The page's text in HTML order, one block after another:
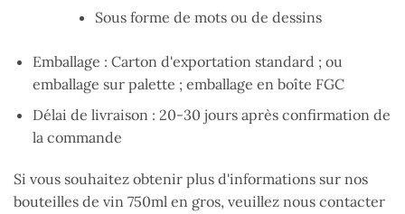
Sous forme de mots ou de dessins
Emballage : Carton d'exportation standard ; ou
emballage sur palette ; emballage en boîte FGC
Délai de livraison : 20-30 jours après confirmation de
la commande
Si vous souhaitez obtenir plus d'informations sur nos
bouteilles de vin 750ml en gros, veuillez nous contacter